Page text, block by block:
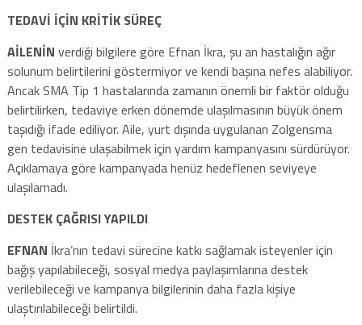
TEDAVİ İÇİN KRİTİK SÜREÇ
AİLENİN verdiği bilgilere göre Efnan İkra, şu an hastalığın ağır
solunum belirtilerini göstermiyor ve kendi başına nefes alabiliyor.
Ancak SMA Tip 1 hastalarında zamanın önemli bir faktör olduğu
belirtilirken, tedaviye erken dönemde ulaşılmasının büyük önem
taşıdığı ifade ediliyor. Aile, yurt dışında uygulanan Zolgensma
gen tedavisine ulaşabilmek için yardım kampanyasını sürdürüyor.
Açıklamaya göre kampanyada henüz hedeflenen seviyeye
ulaşılamadı.
DESTEK ÇAĞRISI YAPILDI
EFNAN İkra’nın tedavi sürecine katkı sağlamak isteyenler için
bağış yapılabileceği, sosyal medya paylaşımlarına destek
verilebileceği ve kampanya bilgilerinin daha fazla kişiye
ulaştırılabileceği belirtildi.